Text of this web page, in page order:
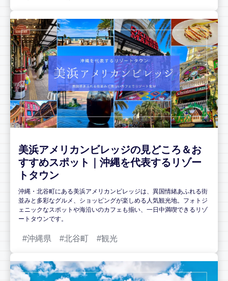
美浜アメリカンビレッジの見どころ＆お
すすめスポット｜沖縄を代表するリゾー
トタウン
沖縄・北谷町にある美浜アメリカンビレッジは、異国情緒あふれる街
並みと多彩なグルメ、ショッピングが楽しめる人気観光地。フォトジ
ェニックなスポットや海沿いのカフェも揃い、一日中満喫できるリゾ
ートタウンです。
沖縄県 北谷町 観光